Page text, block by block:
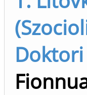
Doktori